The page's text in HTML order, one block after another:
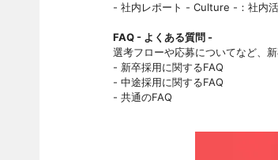
- 社内レポート - Culture -：社内
FAQ - よくある質問 -
選考フローや応募についてなど、
- 新卒採用に関するFAQ
- 中途採用に関するFAQ
- 共通のFAQ